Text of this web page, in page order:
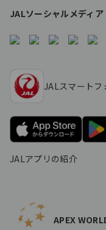
JALソーシャルメディア
JALスマートフ
JALアプリの紹介
APEX